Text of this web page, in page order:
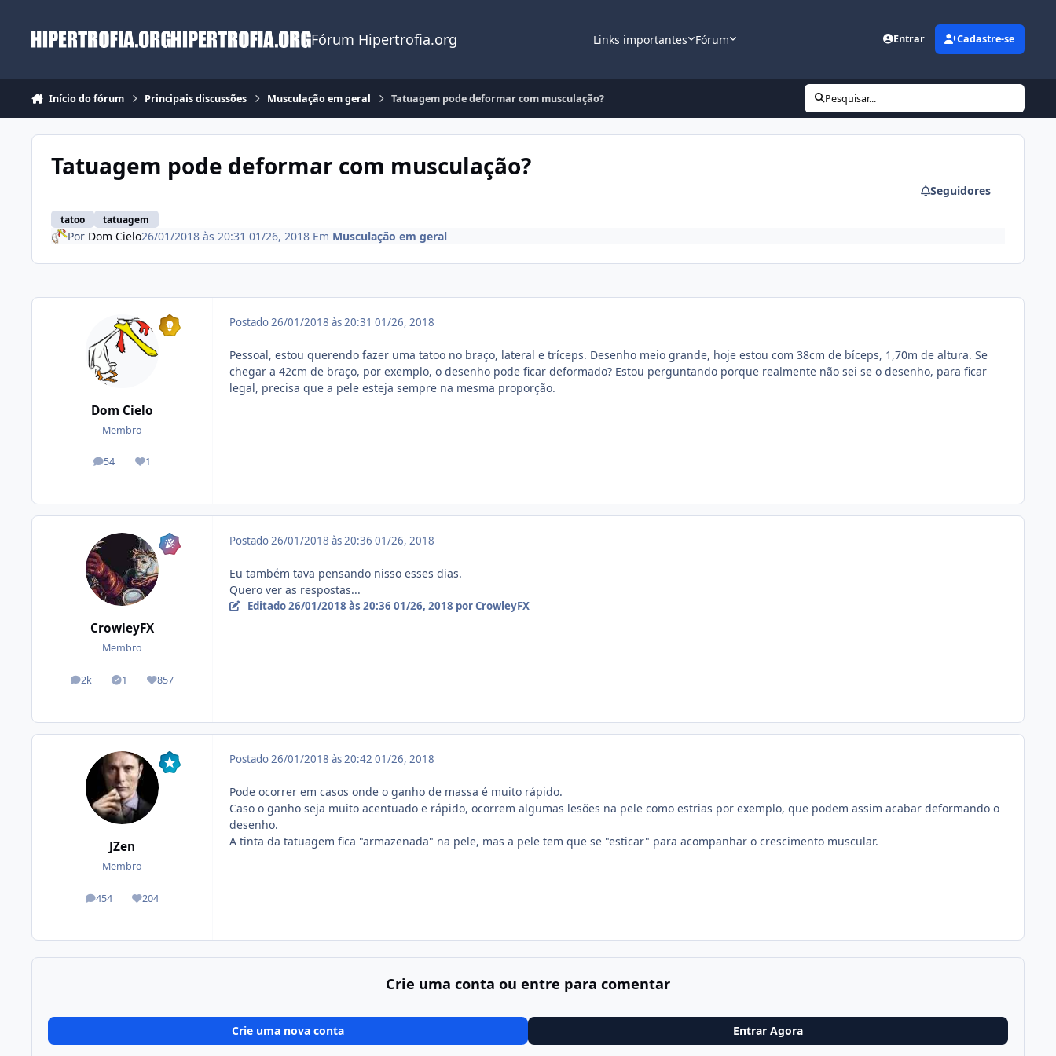
Fórum Hipertrofia.org Links importantes Fórum Entrar Cadastre-se
Início do fórum Principais discussões Musculação em geral Tatuagem pode deformar com musculação? Pesquisar...
Tatuagem pode deformar com musculação?
tatoo tatuagem
Seguidores
Por Dom Cielo26/01/2018 às 20:31 01/26, 2018 Em Musculação em geral
Dom Cielo
Membro
54
posts 1
Reputação
Postado26/01/2018 às 20:31 01/26, 2018
Pessoal, estou querendo fazer uma tatoo no braço, lateral e tríceps. Desenho meio grande, hoje estou com 38cm de bíceps, 1,70m de altura. Se
chegar a 42cm de braço, por exemplo, o desenho pode ficar deformado? Estou perguntando porque realmente não sei se o desenho, para ficar
legal, precisa que a pele esteja sempre na mesma proporção.
CrowleyFX
Membro
2k
posts 1
Tópicos solucionados
857
Reputação
Postado26/01/2018 às 20:36 01/26, 2018
Eu também tava pensando nisso esses dias.
Quero ver as respostas...
Editado26/01/2018 às 20:36 01/26, 2018 por CrowleyFX
JZen
Membro
454
posts 204
Reputação
Postado26/01/2018 às 20:42 01/26, 2018
Pode ocorrer em casos onde o ganho de massa é muito rápido.
Caso o ganho seja muito acentuado e rápido, ocorrem algumas lesões na pele como estrias por exemplo, que podem assim acabar deformando o
desenho.
A tinta da tatuagem fica "armazenada" na pele, mas a pele tem que se "esticar" para acompanhar o crescimento muscular.
Crie uma conta ou entre para comentar
Crie uma nova conta Entrar Agora